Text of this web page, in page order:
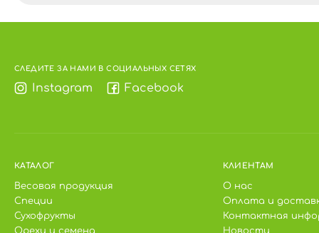
СЛЕДИТЕ ЗА НАМИ В СОЦИАЛЬНЫХ СЕТЯХ
Instagram Facebook
КАТАЛОГ
Весовая продукция
Специи
Сухофрукты
Орехи и семена
КЛИЕНТАМ
О нас
Оплата и
Контактная
Новости